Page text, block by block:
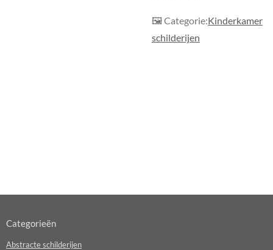
🖼 Categorie:Kinderkamer
schilderijen
Categorieën
Abstracte schilderijen